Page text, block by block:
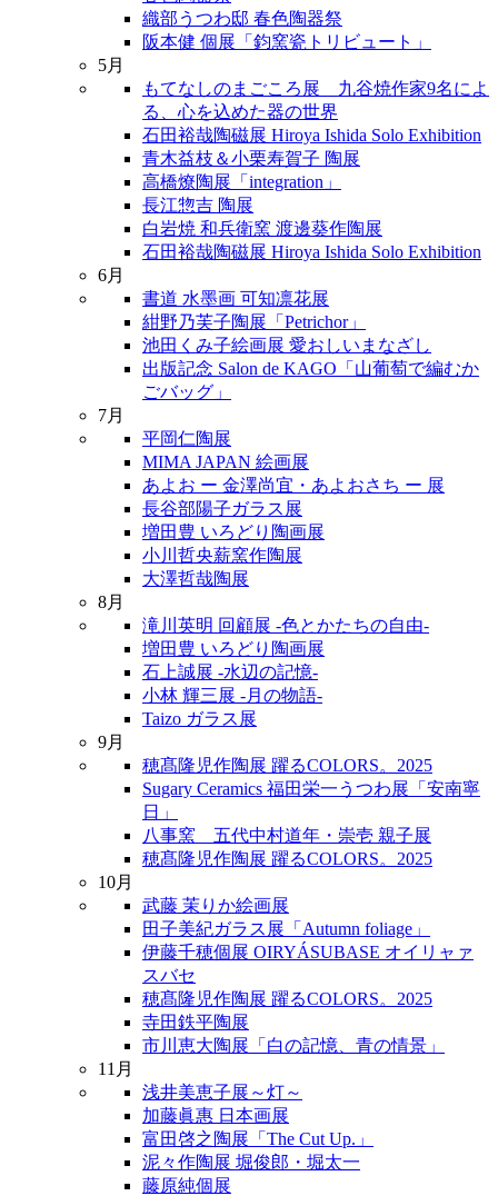
織部うつわ邸 春色陶器祭
阪本健 個展「鈞窯瓷トリビュート」
5月
もてなしのまごころ展 九谷焼作家9名によ
る、心を込めた器の世界
石田裕哉陶磁展 Hiroya Ishida Solo Exhibition
青木益枝＆小栗寿賀子 陶展
高橋燎陶展「integration」
長江惣吉 陶展
白岩焼 和兵衛窯 渡邊葵作陶展
石田裕哉陶磁展 Hiroya Ishida Solo Exhibition
6月
書道 水墨画 可知凛花展
紺野乃芙子陶展「Petrichor」
池田くみ子絵画展 愛おしいまなざし
出版記念 Salon de KAGO「山葡萄で編むか
ごバッグ」
7月
平岡仁陶展
MIMA JAPAN 絵画展
あよお ー 金澤尚宜・あよおさち ー 展
長谷部陽子ガラス展
増田豊 いろどり陶画展
小川哲央薪窯作陶展
大澤哲哉陶展
8月
滝川英明 回顧展 -色とかたちの自由-
増田豊 いろどり陶画展
石上誠展 -水辺の記憶-
小林 輝三展 -月の物語-
Taizo ガラス展
9月
穂髙隆児作陶展 躍るCOLORS。2025
Sugary Ceramics 福田栄一うつわ展「安南寧
日」
八事窯 五代中村道年・崇壱 親子展
穂髙隆児作陶展 躍るCOLORS。2025
10月
武藤 茉りか絵画展
田子美紀ガラス展「Autumn foliage」
伊藤千穂個展 OIRYÁSUBASE オイリャァ
スバセ
穂髙隆児作陶展 躍るCOLORS。2025
寺田鉄平陶展
市川恵大陶展「白の記憶、青の情景」
11月
浅井美恵子展～灯～
加藤眞惠 日本画展
富田啓之陶展「The Cut Up.」
泥々作陶展 堀俊郎・堀太一
藤原純個展